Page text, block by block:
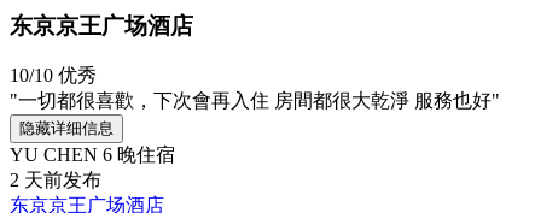
东京京王广场酒店
10/10 优秀
"一切都很喜歡，下次會再入住 房間都很大乾淨 服務也好"
隐藏详细信息
YU CHEN 6 晚住宿
2 天前发布
东京京王广场酒店